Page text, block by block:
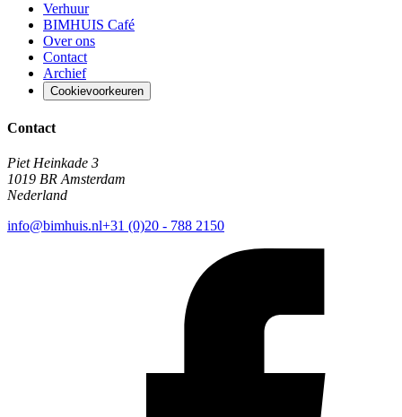
Verhuur
BIMHUIS Café
Over ons
Contact
Archief
Cookievoorkeuren
Contact
Piet Heinkade 3
1019 BR Amsterdam
Nederland
info@bimhuis.nl+31 (0)20 - 788 2150